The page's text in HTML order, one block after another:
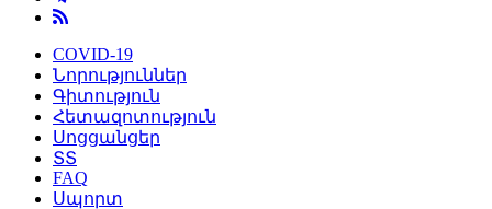
COVID-19
Նորություններ
Գիտություն
Հետազոտություն
Սոցցանցեր
ՏՏ
FAQ
Սպորտ